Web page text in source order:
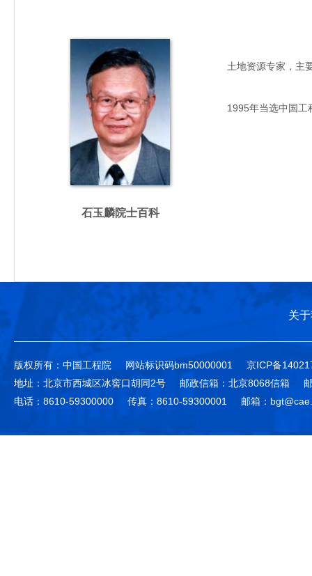
石玉麟院士百科
土地资源专家，主要
1995年当选中国工
关
版权所有：中国工程院 网站标识码bm50000001
京ICP备
地址：北京市西城区冰窖口胡同2号
邮政信箱：北京8068信箱
电话：8610-59300000
传真：8610-59300001 邮箱：